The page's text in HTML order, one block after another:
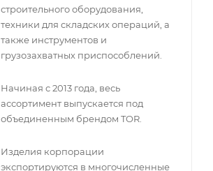
строительного оборудования,
техники для складских операций, а
также инструментов и
грузозахватных приспособлений.
Начиная с 2013 года, весь
ассортимент выпускается под
объединенным брендом TOR.
Изделия корпорации
экспортируются в многочисленные